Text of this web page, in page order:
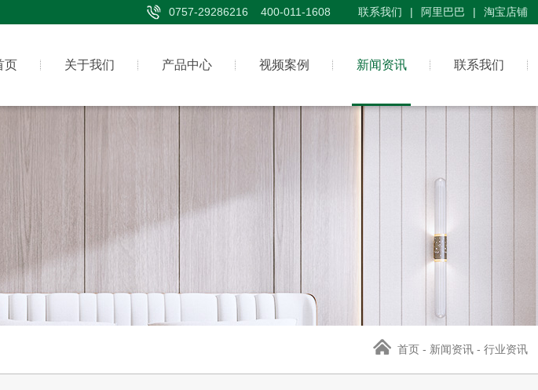
0757-29286216 400-011-1608 联系我们 | 阿里巴巴 | 淘宝店铺
页 关于我们 产品中心 视频案例 新闻资讯 联系我们
首页- 新闻资讯- 行业资讯